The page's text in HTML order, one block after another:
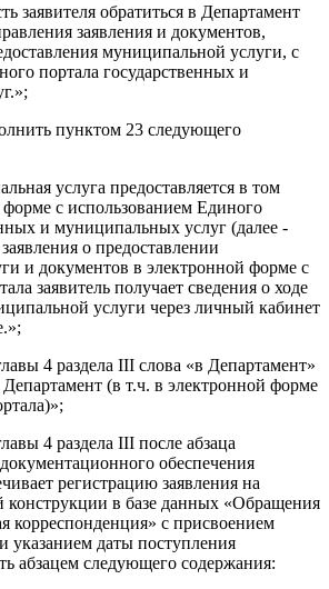
заявителя обратиться в Департамент
заявления и документов,
муниципальной услуги, с
портала государственных и
пунктом 23 следующего
услуга предоставляется в том
с использованием Единого
и муниципальных услуг (далее -
о предоставлении
и документов в электронной форме с
заявитель получает сведения о ходе
услуги через личный кабинет
4 раздела III слова «в Департамент»
(в т.ч. в электронной форме
4 раздела III после абзаца
обеспечения
регистрацию заявления на
конструкции в базе данных «Обращения
корреспонденция» с присвоением
указанием даты поступления
абзацем следующего содержания: